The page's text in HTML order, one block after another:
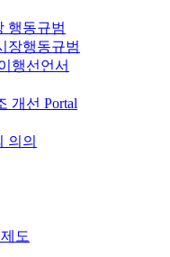
행동규범
장행동규범
행선언서
개선 Portal
의의
도